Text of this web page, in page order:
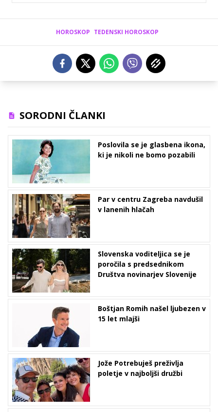
HOROSKOP TEDENSKI HOROSKOP
SORODNI ČLANKI
Poslovila se je glasbena ikona,
ki je nikoli ne bomo pozabili
Par v centru Zagreba navdušil
v lanenih hlačah
Slovenska voditeljica se je
poročila s predsednikom
Društva novinarjev Slovenije
Boštjan Romih našel ljubezen v
15 let mlajši
Jože Potrebuješ preživlja
poletje v najboljši družbi